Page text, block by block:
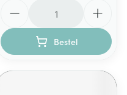
Bestel